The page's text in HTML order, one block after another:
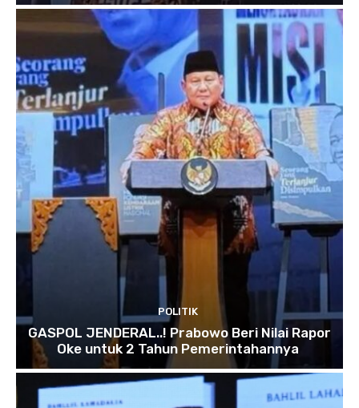
POLITIK
GASPOL JENDERAL..! Prabowo Beri Nilai Rapor
Oke untuk 2 Tahun Pemerintahannya